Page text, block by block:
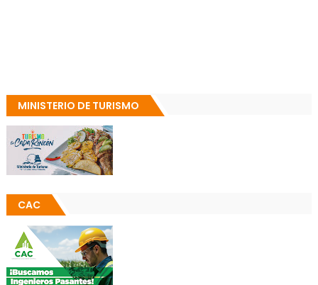
MINISTERIO DE TURISMO
CAC